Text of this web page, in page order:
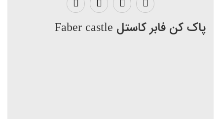
پاک کن فابر کاستل Faber castle